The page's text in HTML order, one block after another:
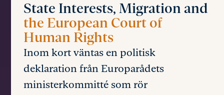
State Interests, Migration and
the European Court of
Human Rights
Inom kort väntas en politisk
deklaration från Europarådets
ministerkommitté som rör